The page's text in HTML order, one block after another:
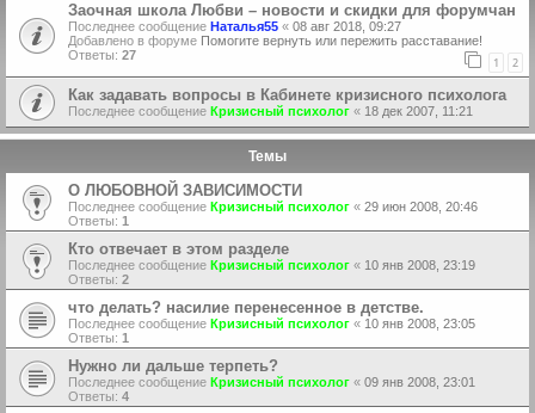
Заочная школа Любви – новости и скидки для форумчан
Последнее сообщение Наталья55 « 08 авг 2018, 09:27
Добавлено в форуме Помогите вернуть или пережить расставание!
Ответы: 27 1 2
Как задавать вопросы в Кабинете кризисного психолога
Последнее сообщение Кризисный психолог « 18 дек 2007, 11:21
Темы
О ЛЮБОВНОЙ ЗАВИСИМОСТИ
Последнее сообщение Кризисный психолог « 29 июн 2008, 20:46
Ответы: 1
Кто отвечает в этом разделе
Последнее сообщение Кризисный психолог « 10 янв 2008, 23:19
Ответы: 2
что делать? насилие перенесенное в детстве.
Последнее сообщение Кризисный психолог « 10 янв 2008, 23:05
Ответы: 1
Нужно ли дальше терпеть?
Последнее сообщение Кризисный психолог « 09 янв 2008, 23:01
Ответы: 4